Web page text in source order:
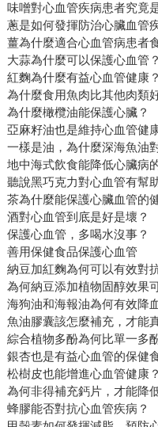
味噌對心血管疾病患者究竟
蔥是如何發揮防治心臟血管
薑為什麼適合心血管病患者
大蒜為什麼可以保護心血管？
紅麴為什麼有益心血管健康？
為什麼食用魚肉比其他肉類
為什麼橄欖油能保護心臟？
亞麻籽油也是維持心血管健
一樣是油，為什麼深海魚油
地中海式飲食能降低心臟病
聽說黑巧克力對心血管有幫
茶為什麼能保護心臟血管的
酒對心血管到底是好是壞？
保護心血管，多喝水沒事？
善用保健食品保護心血管
納豆加紅麴為何可以有效對
為何納豆添加植物固醇效果
海狗油和海報油為何有效降
魚油膠囊該怎麼補充，才能
綜合植物多酚為何比單一多
銀杏也是有益心血管的保健
松樹皮也能增進心血管健康？
為何非得補充鈣片，才能降
蜂膠能否對抗心血管疾病？